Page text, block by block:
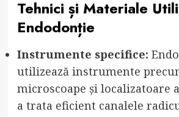
Tehnici și Materiale
Endodonție
Instrumente specifice:
utilizează instrumente
microscoape și localizatoare
a trata eficient canalele